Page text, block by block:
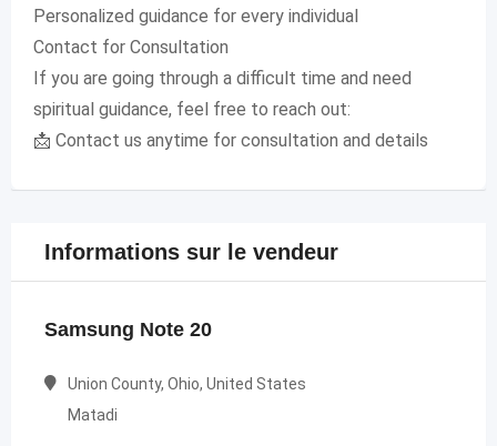
Personalized guidance for every individual
Contact for Consultation
If you are going through a difficult time and need
spiritual guidance, feel free to reach out:
📩 Contact us anytime for consultation and details
Informations sur le vendeur
Samsung Note 20
Union County, Ohio, United States
Matadi